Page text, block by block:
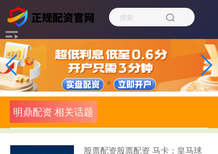
明鼎配资 相关话题
股票配资股票配资 马卡：皇马球